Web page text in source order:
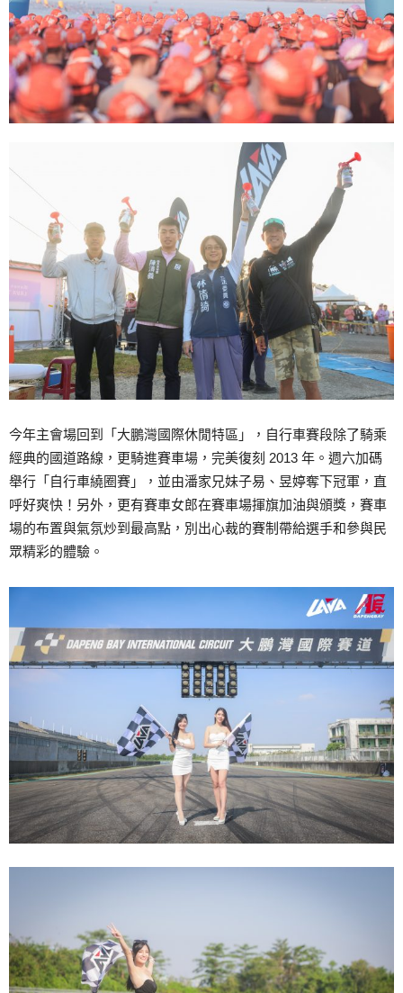
今年主會場回到「大鵬灣國際休閒特區」，自行車賽段除了騎乘
經典的國道路線，更騎進賽車場，完美復刻 2013 年。週六加碼
舉行「自行車繞圈賽」，並由潘家兄妹子易、昱婷奪下冠軍，直
呼好爽快！另外，更有賽車女郎在賽車場揮旗加油與頒獎，賽車
場的布置與氣氛炒到最高點，別出心裁的賽制帶給選手和參與民
眾精彩的體驗。